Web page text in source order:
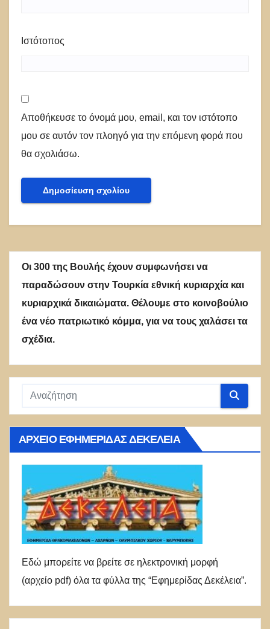
Ιστότοπος
Αποθήκευσε το όνομά μου, email, και τον ιστότοπο
μου σε αυτόν τον πλοηγό για την επόμενη φορά που
θα σχολιάσω.
Οι 300 της Βουλής έχουν συμφωνήσει να
παραδώσουν στην Τουρκία εθνική κυριαρχία και
κυριαρχικά δικαιώματα. Θέλουμε στο κοινοβούλιο
ένα νέο πατριωτικό κόμμα, για να τους χαλάσει τα
σχέδια.
ΑΡΧΕΊΟ ΕΦΗΜΕΡΊΔΑΣ ΔΕΚΈΛΕΙΑ
Εδώ μπορείτε να βρείτε σε ηλεκτρονική μορφή
(αρχείο pdf) όλα τα φύλλα της “Εφημερίδας Δεκέλεια”.